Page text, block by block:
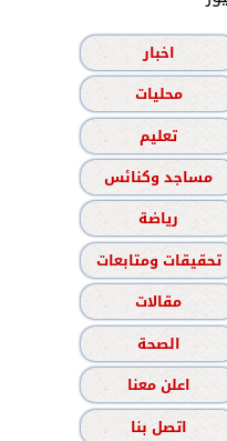
اخبار
محليات
تعليم
مساجد وكنائس
رياضة
تحقيقات ومتابعات
مقالات
الصحة
اعلن معنا
اتصل بنا